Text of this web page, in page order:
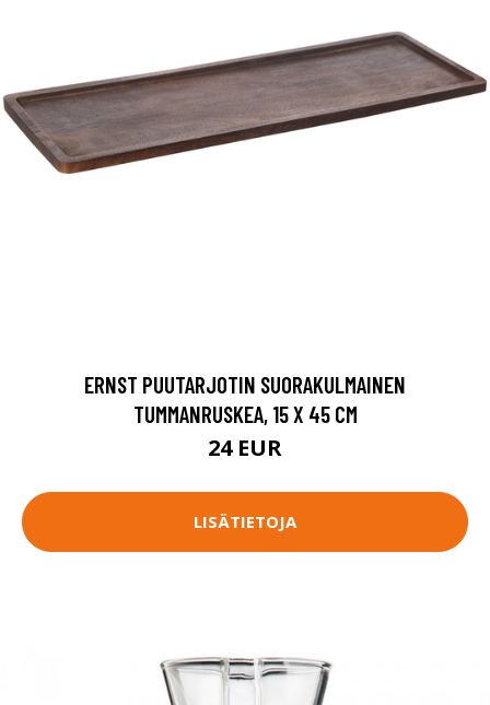
ERNST PUUTARJOTIN SUORAKULMAINEN
TUMMANRUSKEA, 15 X 45 CM
24 EUR
LISÄTIETOJA